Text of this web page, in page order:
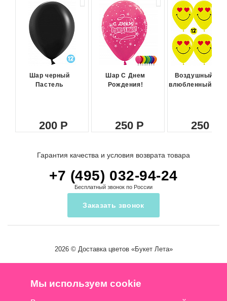
Шар черный
Пастель
200
Шар С Днем
Рождения!
250
Воздушный
влюбленный
250
Гарантия качества и условия возврата товара
+7 (495) 032-94-24
Бесплатный звонок по России
Заказать звонок
2026 © Доставка цветов«Букет Лета»
Мы используем cookie